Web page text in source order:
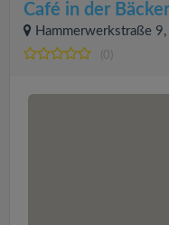
Café in der
Hammerwerkstraße
(0)